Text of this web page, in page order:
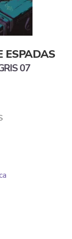
ESPADAS
07